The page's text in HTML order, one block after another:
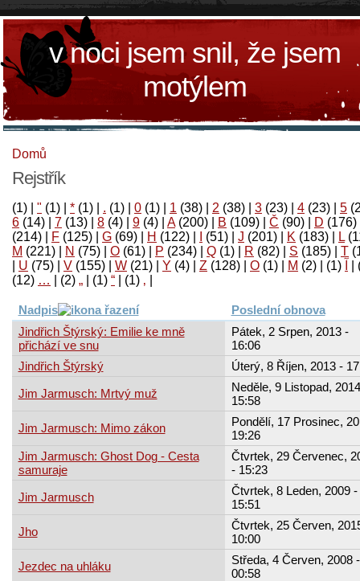
v noci jsem snil, že jsem
motýlem
Domů
Rejstřík
(1) " (1) * (1) . (1) 0 (1) 1 (38) 2 (38) 3 (23) 4 (23) 5
6 (14) 7 (13) 8 (4) 9 (4) A(200) B (109) Č (90) D (176)
(214)
F (125) G (69) H (122) (51) J (201) K (183) L
M (221) N (75) O (61) P (234) Q (1) R (82) S (185) T
U (75) V (155) W (21) Y (4) Z (128) Ο (1) М (2)
(1)
‚
(1)
“
(1)
„
(2)
…
(12)
Nadpis
Poslední obnova
Jindřich Štýrský: Emilie ke mně
přichází ve snu
Pátek, 2 Srpen, 2013 -
16:06
Jindřich Štýrský
Úterý, 8 Říjen, 2013 -
Jim Jarmusch: Mrtvý muž
Neděle, 9 Listopad,
15:58
Jim Jarmusch: Mimo zákon
Pondělí, 17 Prosinec,
19:26
Jim Jarmusch: Ghost Dog - Cesta
samuraje
Čtvrtek, 29 Červenec,
- 15:23
Jim Jarmusch
Čtvrtek, 8 Leden, 2009 -
15:51
Jho
Čtvrtek, 25 Červen,
10:00
Jezdec na uhláku
Středa, 4 Červen, 2008 -
00:58